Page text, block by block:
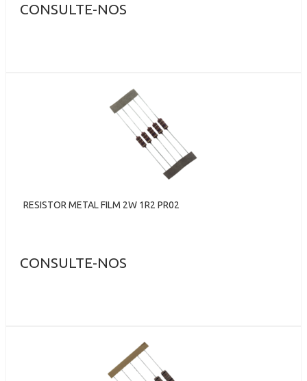
CONSULTE-NOS
RESISTOR METAL FILM 2W 1R2 PR02
CONSULTE-NOS